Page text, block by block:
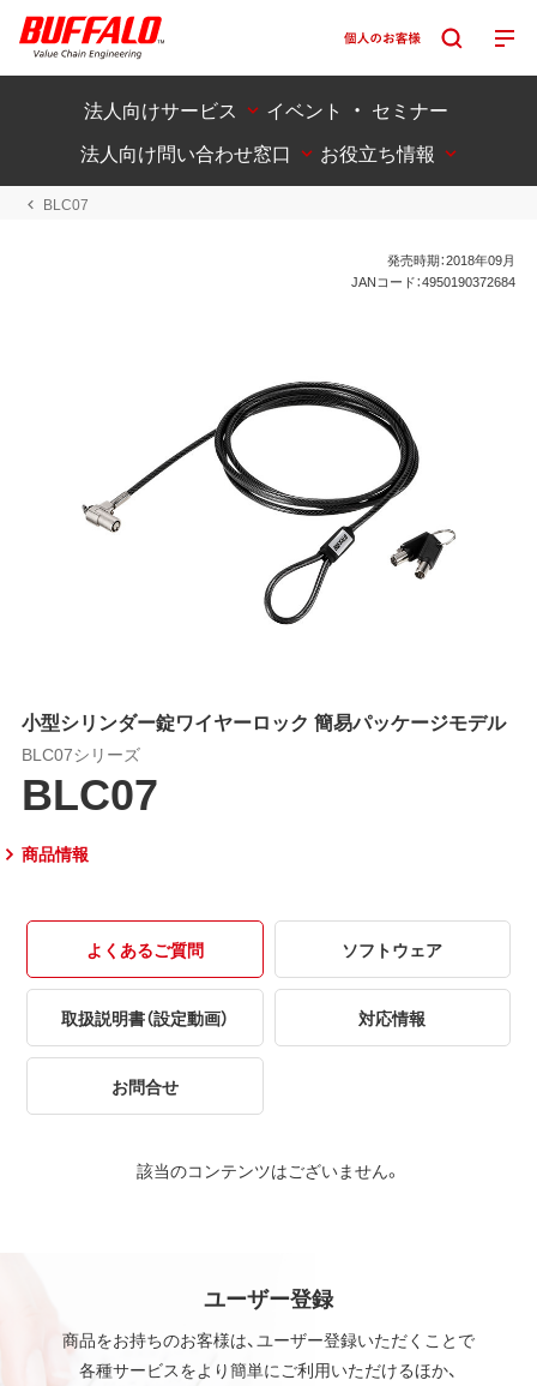
法人向けサービス
イベント ・ セミナー
法人向け問い合わせ窓口
お役立ち情報
BLC07
発売時期：2018年09月
JANコード：4950190372684
小型シリンダー錠ワイヤーロック 簡易パッケージモデル
BLC07シリーズ
BLC07
商品情報
よくあるご質問 ソフトウェア
取扱説明書（設定動画） 対応情報
お問合せ
該当のコンテンツはございません。
ユーザー登録
商品をお持ちのお客様は、ユーザー登録いただくことで
各種サービスをより簡単にご利用いただけるほか、